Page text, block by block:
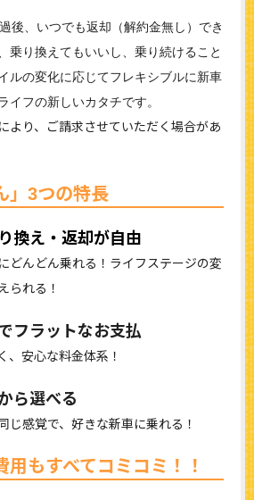
後、いつでも返却（解約金無し）でき
り換えてもいいし、乗り続けること
ルの変化に応じてフレキシブルに新車
イフの新しいカタチです。
より、ご請求させていただく場合があ
」3つの特長
換え・返却が自由
どんどん乗れる！ライフステージの変
られる！
フラットなお支払
、安心な料金体系！
ら選べる
じ感覚で、好きな新車に乗れる！
用もすべてコミコミ！！